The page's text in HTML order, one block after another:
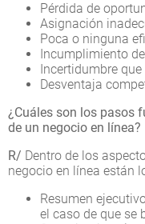
Pérdida de
Asignación
Poca o ninguna
Incumplimiento
Incertidumbre
Desventaja
¿Cuáles son los pasos
de un negocio en línea?
R/ Dentro de los
negocio en línea están
Resumen
el caso de que se